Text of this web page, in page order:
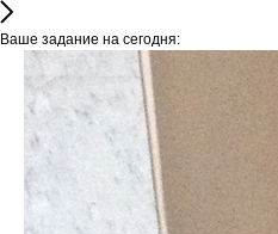
Ваше задание на сегодня: